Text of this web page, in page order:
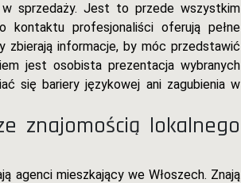
sprzedaży. Jest to przede wszystkim
kontaktu profesjonaliści oferują pełne
zbierają informacje, by móc przedstawić
jest osobista prezentacja wybranych
się bariery językowej ani zagubienia w
znajomością lokalnego
agenci mieszkający we Włoszech. Znają